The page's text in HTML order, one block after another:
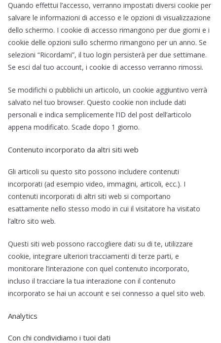
Quando effettui l’accesso, verranno impostati diversi cookie per
salvare le informazioni di accesso e le opzioni di visualizzazione
dello schermo. I cookie di accesso rimangono per due giorni e i
cookie delle opzioni sullo schermo rimangono per un anno. Se
selezioni “Ricordami”, il tuo login persisterà per due settimane.
Se esci dal tuo account, i cookie di accesso verranno rimossi.
Se modifichi o pubblichi un articolo, un cookie aggiuntivo verrà
salvato nel tuo browser. Questo cookie non include dati
personali e indica semplicemente l’ID del post dell’articolo
appena modificato. Scade dopo 1 giorno.
Contenuto incorporato da altri siti web
Gli articoli su questo sito possono includere contenuti
incorporati (ad esempio video, immagini, articoli, ecc.). I
contenuti incorporati di altri siti web si comportano
esattamente nello stesso modo in cui il visitatore ha visitato
l’altro sito web.
Questi siti web possono raccogliere dati su di te, utilizzare
cookie, integrare ulteriori tracciamenti di terze parti, e
monitorare l’interazione con quel contenuto incorporato,
incluso il tracciare la tua interazione con il contenuto
incorporato se hai un account e sei connesso a quel sito web.
Analytics
Con chi condividiamo i tuoi dati